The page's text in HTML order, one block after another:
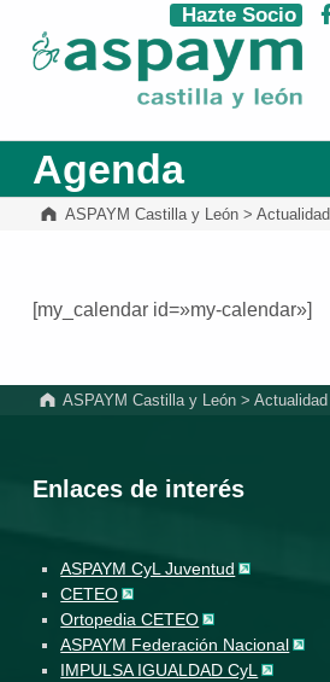
ASPAYM Castilla y León
Hazte Socio
Agenda
ASPAYM Castilla y León> Actualidad
[my_calendar id=»my-calendar»]
ASPAYM Castilla y León >Actualidad
Enlaces de interés
ASPAYM CyL Juventud
CETEO
Ortopedia CETEO
ASPAYM Federación Nacional
IMPULSA IGUALDAD CyL